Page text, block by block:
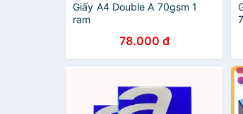
Giấy A4 Double A 70gsm 1
ram
78.000 đ